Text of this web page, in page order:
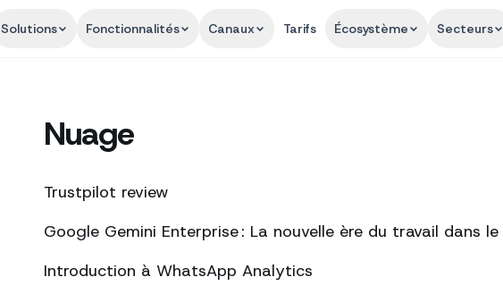
Solutions Fonctionnalités Canaux Tarifs Écosystème Secteurs
Nuage
Trustpilot review
Google Gemini Enterprise : La nouvelle ère du travail dans
Introduction à WhatsApp Analytics